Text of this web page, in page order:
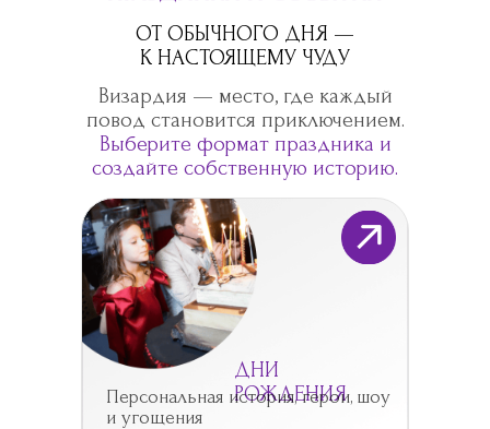
ДНИ
РОЖДЕНИЯ
Персональная история, герои, шоу
и угощения
ОТ ОБЫЧНОГО ДНЯ —
К НАСТОЯЩЕМУ ЧУДУ
Визардия — место, где каждый
повод становится приключением.
Выберите формат праздника и
создайте собственную историю.